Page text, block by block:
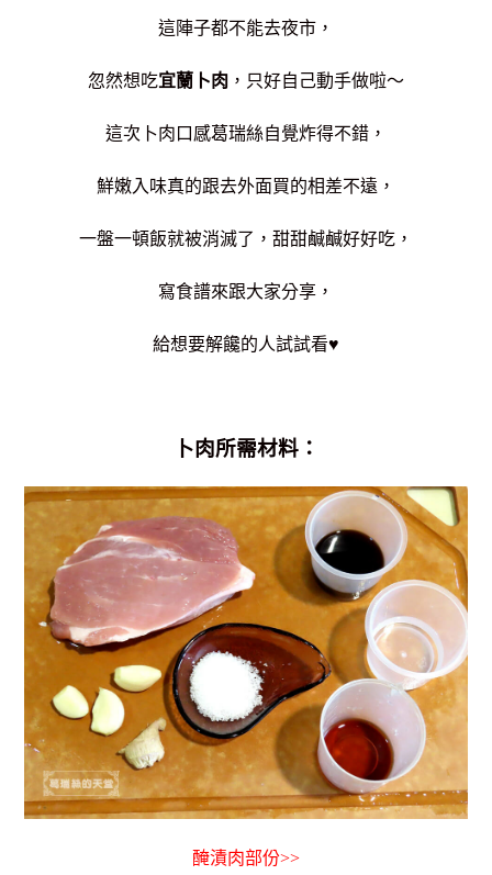
這陣子都不能去夜市，
忽然想吃宜蘭卜肉 ，只好自己動手做啦～
這次卜肉口感葛瑞絲自覺炸得不錯，
鮮嫩入味真的跟去外面買的相差不遠，
一盤一頓飯就被消滅了，甜甜鹹鹹好好吃，
寫食譜來跟大家分享，
給想要解饞的人試試看♥
卜肉所需材料：
醃漬肉部份>>